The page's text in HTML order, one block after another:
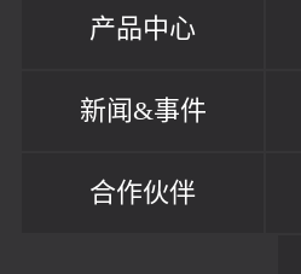
产品中心
新闻&事件
合作伙伴